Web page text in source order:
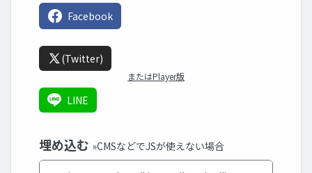
Facebook
(Twitter)
またはPlayer版
LINE
埋め込む »CMSなどでJSが使えない場合